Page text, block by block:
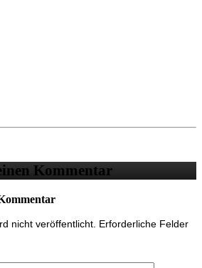
Kommentar
nicht veröffentlicht. Erforderliche Felder